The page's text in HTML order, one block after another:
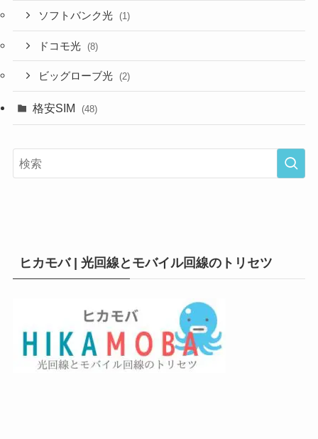
ソフトバンク光 (1)
ドコモ光 (8)
ビッグローブ光 (2)
格安SIM (48)
ヒカモバ | 光回線とモバイル回線のトリセツ